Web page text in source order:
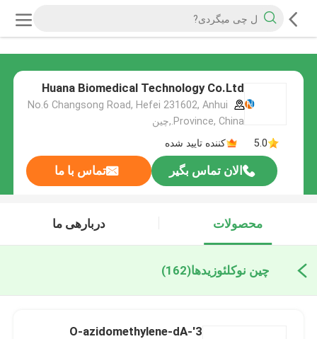
Huana Biomedical Technology Co.Ltd
No.6 Changsong Road, Hefei 231602, Anhui
Province, China.,چین
5.0
کننده تایید شده
الان تماس بگیر تماس با ما
محصولات دربارهی ما
چین نوکلئوزیدها(162)
3'-O-azidomethylene-dA